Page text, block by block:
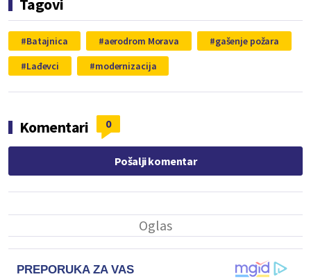
Tagovi
Batajnica aerodrom Morava
gašenje požara
Lađevci
modernizacija
Komentari 0
Pošalji komentar
PREPORUKA ZA VAS